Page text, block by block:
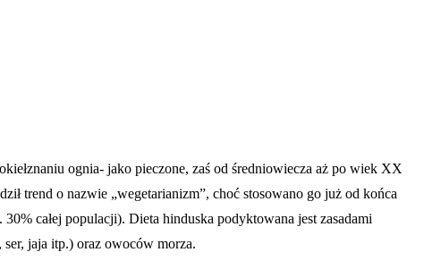
ognia- jako pieczone, zaś od średniowiecza aż po wiek XX
trend o nazwie „wegetarianizm”, choć stosowano go już od końca
całej populacji). Dieta hinduska podyktowana jest zasadami
jaja itp.) oraz owoców morza.